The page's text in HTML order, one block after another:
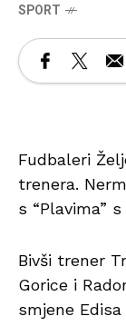
SPORT
Fudbaleri
trenera.
s “Plavima”
Bivši trener
Gorice i
smjene